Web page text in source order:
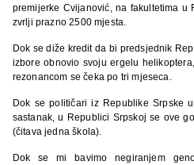
premijerke Cvijanović, na fakultetima u
zvrlji prazno 2500 mjesta.
Dok se diže kredit da bi predsjednik
izbore obnovio svoju ergelu
rezonancom se čeka po tri mjeseca.
Dok se političari iz Republike Srpske
sastanak, u Republici Srpskoj se ove
(čitava jedna škola).
Dok se mi bavimo negiranjem